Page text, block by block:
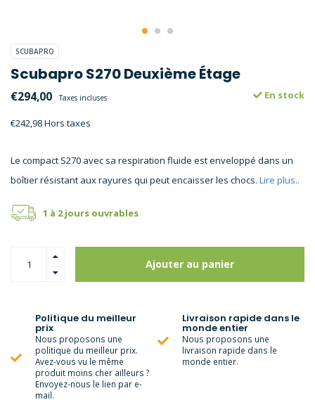
SCUBAPRO
Scubapro S270 Deuxième Étage
€294,00 Taxes incluses
€242,98 Hors taxes
En stock
Le compact S270 avec sa respiration fluide est enveloppé dans un
boîtier résistant aux rayures qui peut encaisser les chocs. Lire plus..
1 à 2 jours ouvrables
Ajouter au panier
Politique du meilleur
prix
Nous proposons une
politique du meilleur prix.
Avez-vous vu le même
produit moins cher ailleurs ?
Envoyez-nous le lien par e-
mail.
Livraison rapide dans le
monde entier
Nous proposons une
livraison rapide dans le
monde entier.